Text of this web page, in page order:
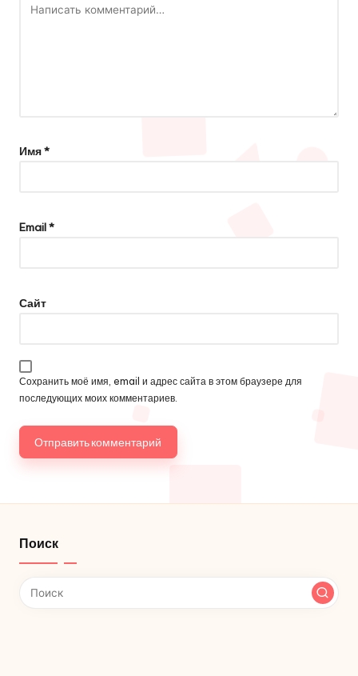
Имя*
Email*
Сайт
Сохранить моё имя, email и адрес сайта в этом браузере для
последующих моих комментариев.
Поиск